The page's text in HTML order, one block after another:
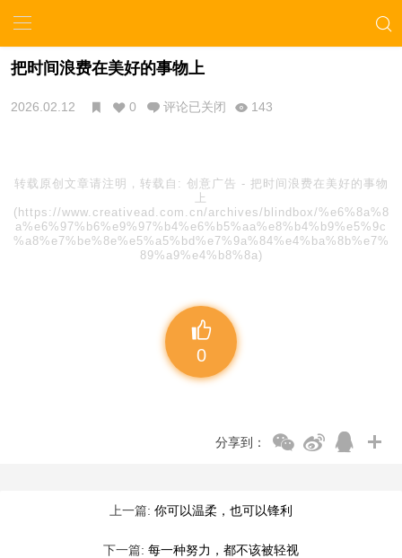
把时间浪费在美好的事物上
2026.02.12 0 评论已关闭 143
转载原创文章请注明，转载自: 创意广告 - 把时间浪费在美好的事物
上
(https://www.creativead.com.cn/archives/blindbox/%e6%8a%8
a%e6%97%b6%e9%97%b4%e6%b5%aa%e8%b4%b9%e5%9c
%a8%e7%be%8e%e5%a5%bd%e7%9a%84%e4%ba%8b%e7%
89%a9%e4%b8%8a)
0
分享到：
上一篇: 你可以温柔，也可以锋利
下一篇: 每一种努力，都不该被轻视